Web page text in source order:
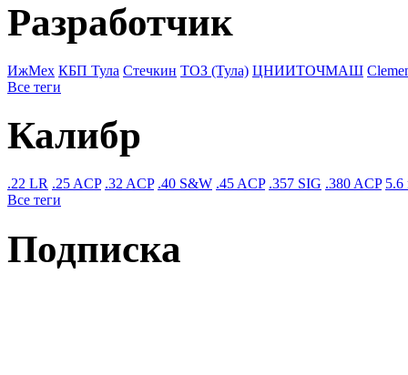
Разработчик
ИжМех КБП Тула Стечкин ТОЗ (Тула) ЦНИИТОЧМАШ
Все теги
Калибр
.22 LR .25 ACP .32 ACP .40 S&W .45 ACP .357 SIG .380 ACP
Все теги
Подписка